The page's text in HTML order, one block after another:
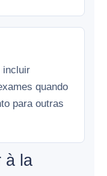
incluir
quando
para outras
à la